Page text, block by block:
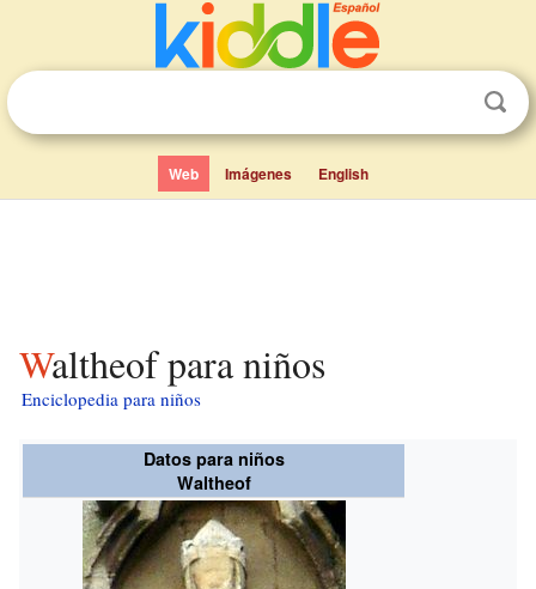
Web Imágenes English
Waltheof para niños
Enciclopedia para niños
Datos para niños
Waltheof